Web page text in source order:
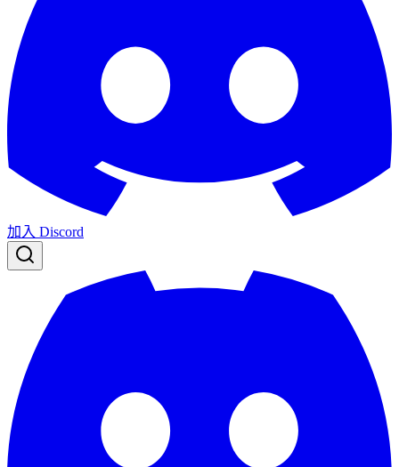
加入 Discord